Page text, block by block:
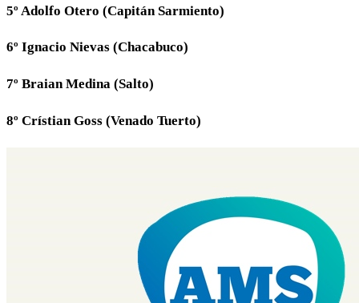
5º Adolfo Otero (Capitán Sarmiento)
6º Ignacio Nievas (Chacabuco)
7º Braian Medina (Salto)
8º Crístian Goss (Venado Tuerto)